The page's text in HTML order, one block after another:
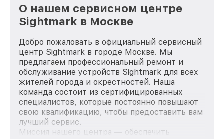
О нашем сервисном центре
Sightmark в Москве
Добро пожаловать в официальный сервисный
центр Sightmark в городе Москве. Мы
предлагаем профессиональный ремонт и
обслуживание устройств Sightmark для всех
жителей города и окрестностей. Наша
команда состоит из сертифицированных
специалистов, которые постоянно повышают
свою квалификацию, чтобы предоставить вам
лучший сервис.
Миссия нашего центра — обеспечить